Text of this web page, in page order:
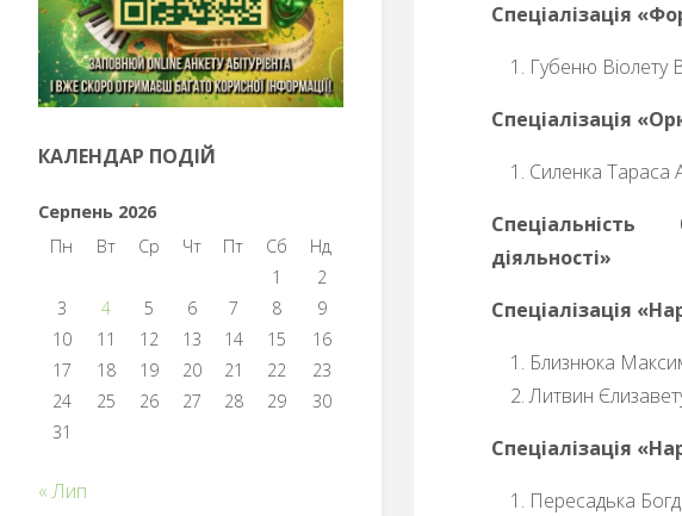
Спеціалізація
Губеню Віолету
Спеціалізація «
Силенка Тараса
діяльності»
Спеціалізація
Близнюка
Литвин
Спеціалізація
Пересадька
КАЛЕНДАР ПОДІЙ
Серпень 2026
Пн
Вт Ср Чт Пт Сб
Нд
1
2
3
4 5 6 7 8
9
10
11 12 13 14 15
16
17
18 19 20 21 22
23
24
25 26 27 28 29
30
31
« Лип